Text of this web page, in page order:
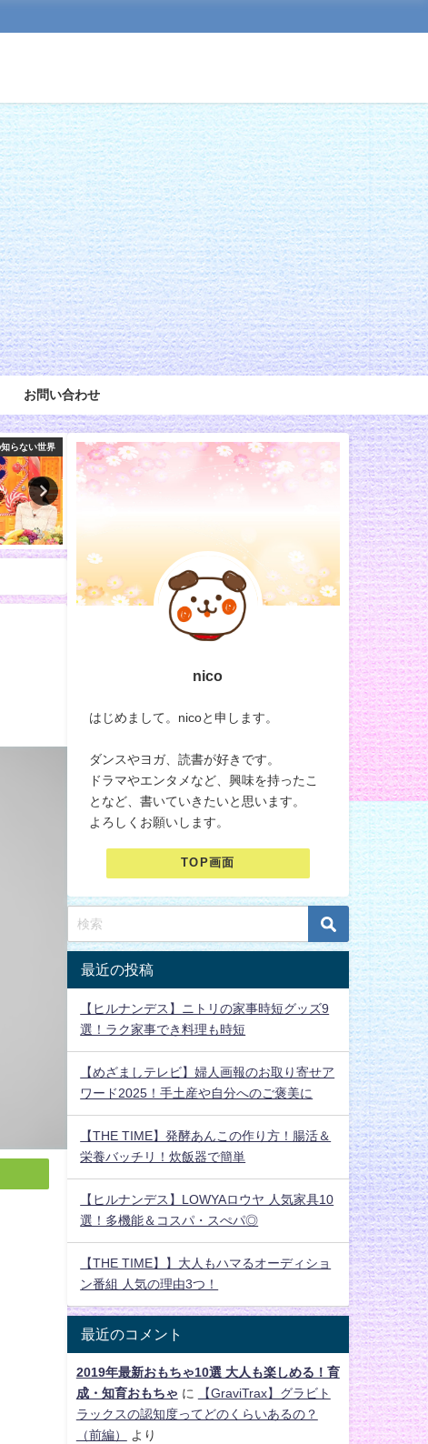
お問い合わせ
スイーツ 業務田スー子 めざま
nico
はじめまして。nicoと申します。
ダンスやヨガ、読書が好きです。
ドラマやエンタメなど、興味を持ったこ
となど、書いていきたいと思います。
よろしくお願いします。
TOP画面
最近の投稿
【ヒルナンデス】ニトリの家事時短グッズ9
選！ラク家事でき料理も時短
【めざましテレビ】婦人画報のお取り寄せア
ワード2025！手土産や自分へのご褒美に
【THE TIME】発酵あんこの作り方！腸活＆
栄養バッチリ！炊飯器で簡単
【ヒルナンデス】LOWYAロウヤ 人気家具10
選！多機能＆コスパ・スぺパ◎
【THE TIME】】大人もハマるオーディショ
ン番組 人気の理由3つ！
最近のコメント
2019年最新おもちゃ10選 大人も楽しめる！育
成・知育おもちゃ に
【GraviTrax】グラビト
ラックスの認知度ってどのくらいあるの？
（前編）
より